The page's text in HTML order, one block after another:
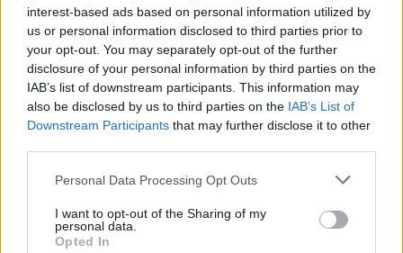
interest-based ads based on personal information utilized by
us or personal information disclosed to third parties prior to
your opt-out. You may separately opt-out of the further
disclosure of your personal information by third parties on the
IAB’s list of downstream participants. This information may
also be disclosed by us to third parties on the IAB’s List of
Downstream Participants that may further disclose it to other
Personal Data Processing Opt Outs
I want to opt-out of the Sharing of my
personal data.
Opted In
Nors Ukraina jau ne pirmą kartą susiduria su skėrių
spiečiais, šiemet problema didesnė. Viena iš
labiausiai nukentėjusių vietovių yra buvęs Kachovkos
tvenkinys, nusekęs po to, kai Rusijos kariai 2023 m.
susprogdino jo užtvanką, kad sustabdytų Ukrainos
pajėgų judėjimą.
kontaktinės linijos apleistos dirbamos žemės,
sunaikinta Kachovkos hidroelektrinė. Skėrių invazija –
tai Rusijos vykdomo ekocido prieš Ukrainą pasekmė“,
– agrarinių naujienų portalui „Latifundist“ sakė